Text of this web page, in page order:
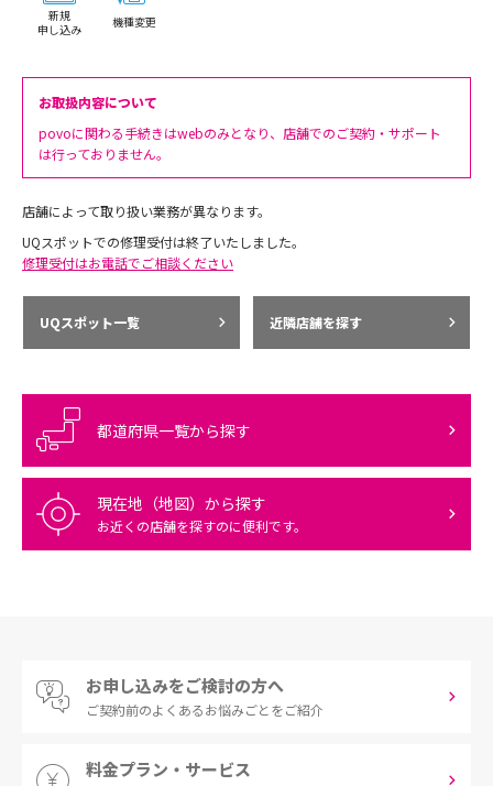
新規
申し込み
機種変更
お取扱内容について
povoに関わる手続きはwebのみとなり、店舗でのご契約・サポート
は行っておりません。
店舗によって取り扱い業務が異なります。
UQスポットでの修理受付は終了いたしました。
修理受付はお電話でご相談ください
UQスポット一覧 近隣店舗を探す
都道府県一覧から探す
現在地（地図）から探す
お近くの店舗を探すのに便利です。
お申し込みをご検討の方へ
ご契約前のよくあるお悩みごとをご紹介
料金プラン・サービス